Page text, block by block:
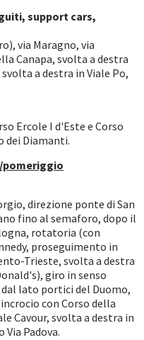
support cars,
via Maragno, via
Canapa, svolta a destra
a destra in Viale Po,
Ercole I d'Este e Corso
dei Diamanti.
pomeriggio
direzione ponte di San
fino al semaforo, dopo il
rotatoria (con
proseguimento in
Trieste, svolta a destra
giro in senso
lato portici del Duomo,
con Corso della
Cavour, svolta a destra in
Padova.